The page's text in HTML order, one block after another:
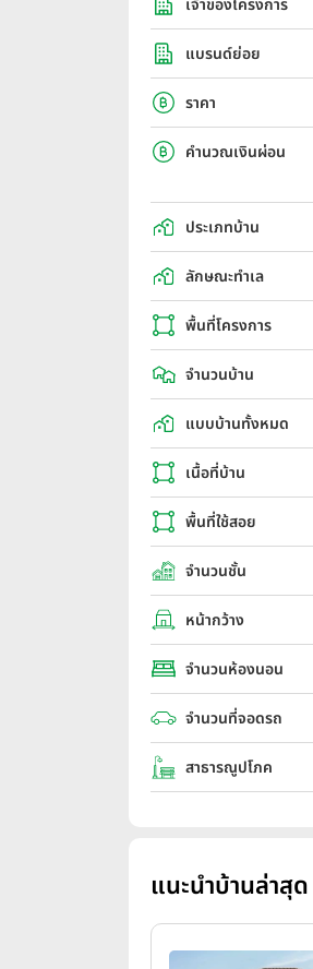
แบรนด์ย่อย
ราคา
คำนวณเงินผ่อน
ประเภทบ้าน
ลักษณะทำเล
พื้นที่โครงการ
จำนวนบ้าน
แบบบ้านทั้งหมด
เนื้อที่บ้าน
พื้นที่ใช้สอย
จำนวนชั้น
หน้ากว้าง
จำนวนห้องนอน
จำนวนที่จอดรถ
สาธารณูปโภค
แนะนำบ้านล่าสุด